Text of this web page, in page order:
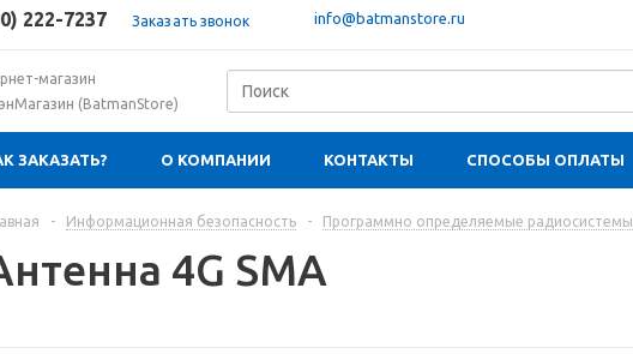
222-7237 Заказать звонок info@batmanstore.ru
магазин
(BatmanStore)
ЗАКАЗАТЬ? О КОМПАНИИ КОНТАКТЫ СПОСОБЫ ОПЛАТЫ
- Информационная безопасность - Программно определяемые радиосистемы
4G SMA